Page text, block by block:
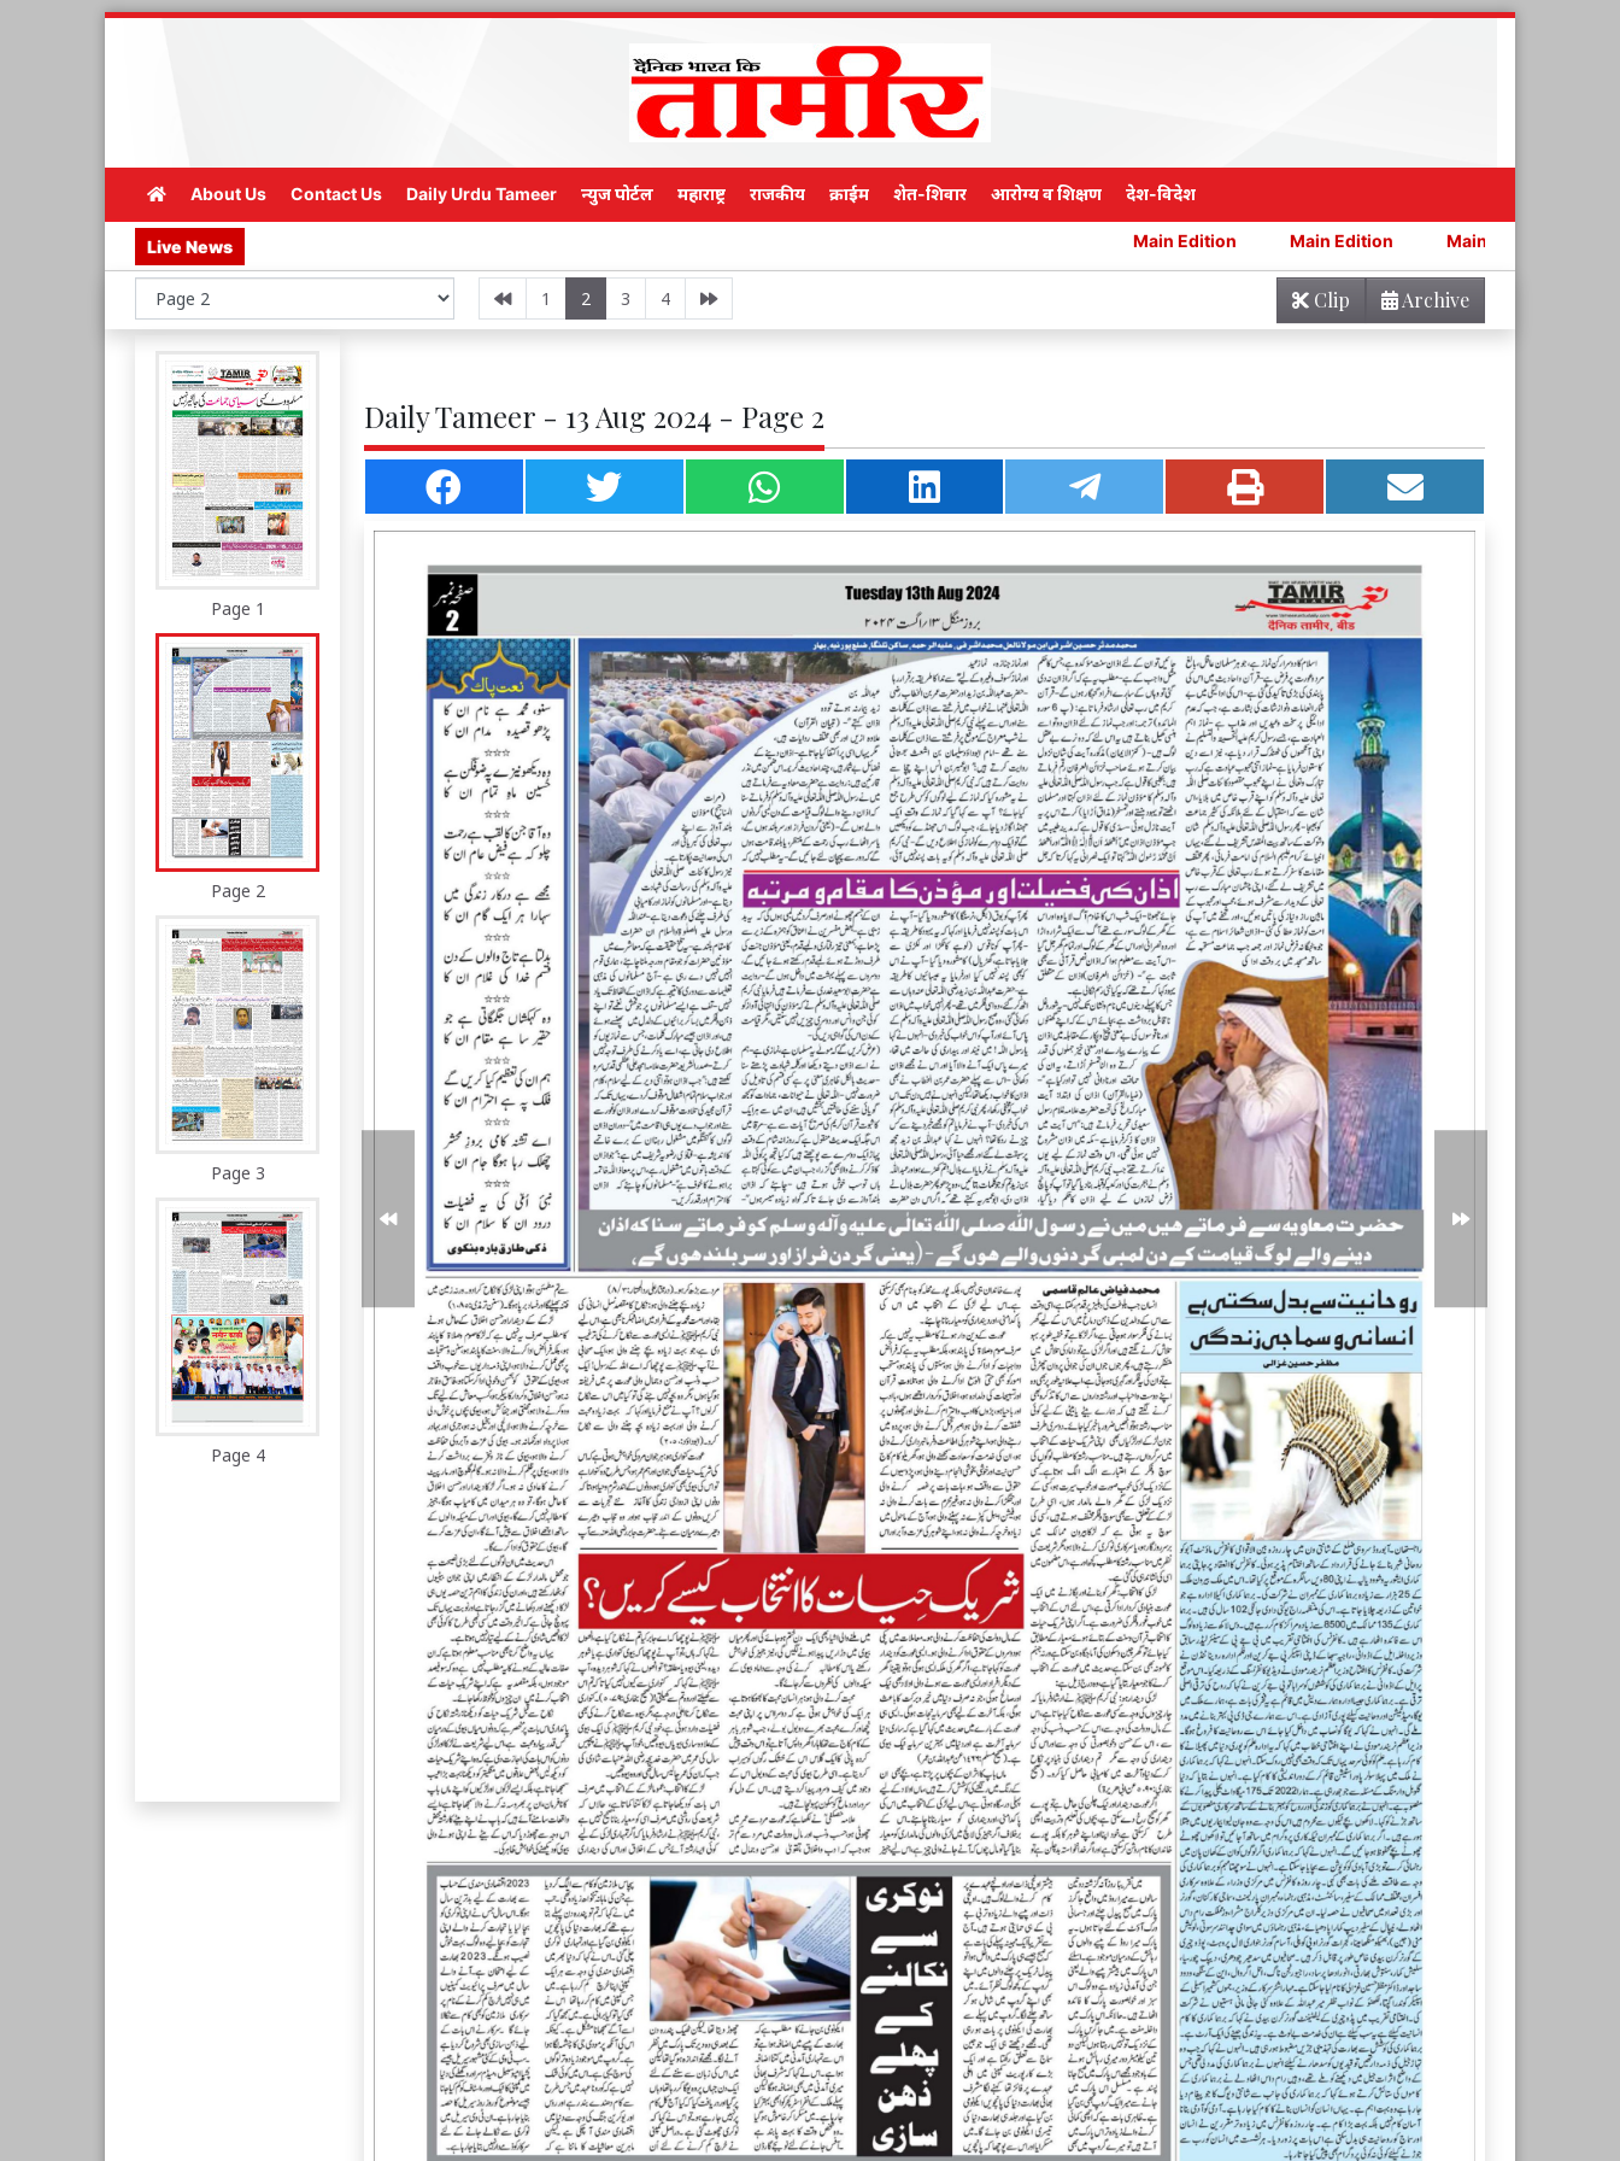
About Us Contact Us Daily Urdu Tameer न्युज पोर्टल महाराष्ट्र राजकीय क्राईम शेत-शिवार आरोग्य व शिक्षण देश-विदेश
Live News Main Edition Main Edition
1 2 3 4 Archive
Clip
Page 1
Page 2
Page 3
Page 4
Daily Tameer - 13 Aug 2024 - Page 2